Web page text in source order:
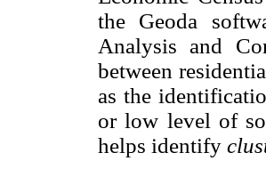
the Geoda
Analysis and
between
as the
or low level of
helps identify